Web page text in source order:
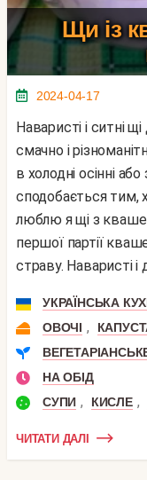
Щи із
2024-04-17
Наваристі і ситні щі для тих, хто хоче харчуватися
смачно і
в холодні осінні
сподобається тим,
люблю я щі з
першої партії
страву. Наваристі і
УКРАЇНСЬКА
ОВОЧІ ,
НА ОБІД
СУПИ , КИСЛЕ ,
ЧИТАТИ ДАЛІ